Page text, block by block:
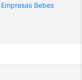
Bebes